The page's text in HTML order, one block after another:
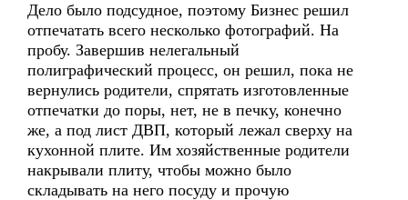
Дело было подсудное, поэтому Бизнес решил
отпечатать всего несколько фотографий. На
пробу. Завершив нелегальный
полиграфический процесс, он решил, пока не
вернулись родители, спрятать изготовленные
отпечатки до поры, нет, не в печку, конечно
же, а под лист ДВП, который лежал сверху на
кухонной плите. Им хозяйственные родители
накрывали плиту, чтобы можно было
складывать на него посуду и прочую